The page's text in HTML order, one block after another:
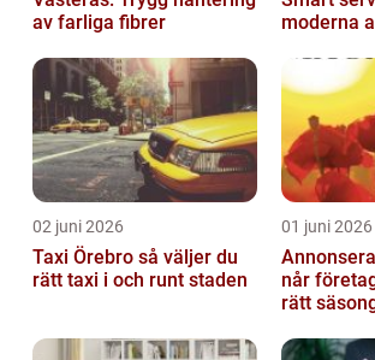
av farliga fibrer
moderna
02 juni 2026
Taxi Örebro så väljer du
rätt taxi i och runt staden
01 juni 2026
Annonsera
når
rätt